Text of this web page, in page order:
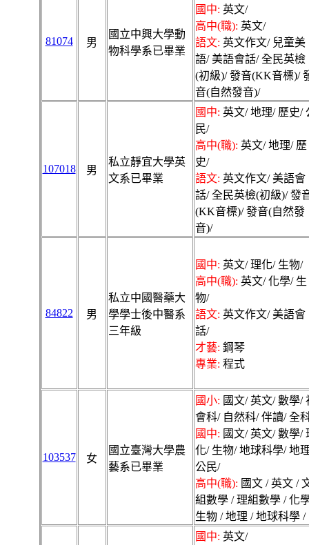
81074 男
國立中興大學動
物科學系已畢業
國中: 英文/
高中(職): 英文/
語文: 英文作文/ 兒童美
語/ 美語會話/ 全民英檢
(初級)/ 發音(KK音標)/
音(自然發音)/
107018 男
私立靜宜大學英
文系已畢業
國中: 英文/ 地理/ 歷史/
民/
高中(職): 英文/ 地理/ 歷
史/
語文: 英文作文/ 美語會
話/ 全民英檢(初級)/ 發
(KK音標)/ 發音(自然發
音)/
84822 男
私立中國醫藥大
學學士後中醫系
三年級
國中: 英文/ 理化/ 生物/
高中(職): 英文/ 化學/ 生
物/
語文: 英文作文/ 美語會
話/
才藝: 鋼琴
專業: 程式
103537 女
國立臺灣大學農
藝系已畢業
國小: 國文/ 英文/ 數學/
會科/ 自然科/ 伴讀/ 全
國中: 國文/ 英文/ 數學/
化/ 生物/ 地球科學/ 地
公民/
高中(職): 國文 / 英文 /
組數學 / 理組數學 / 化
生物 / 地理 / 地球科學 /
國中: 英文/